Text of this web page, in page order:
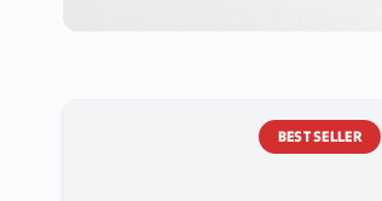
BEST SELLER